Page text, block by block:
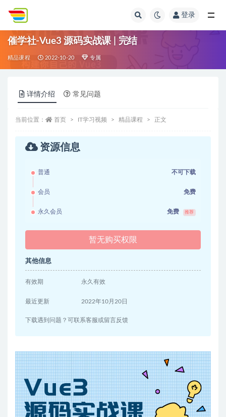
登录
催学社-Vue3 源码实战课 | 完结
精品课程 2022-10-20 专属
详情介绍 常见问题
当前位置： 首页 IT学习视频 精品课程 正文
资源信息
普通 不可下载
会员 免费
永久会员 免费 推荐
暂无购买权限
其他信息
有效期 永久有效
最近更新 2022年10月20日
下载遇到问题？可联系客服或留言反馈